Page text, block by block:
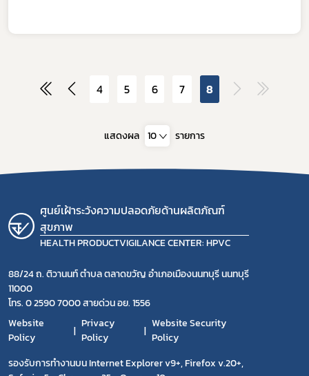
4 5 6 7 8
แสดงผล 10 รายการ
ศูนย์เฝ้าระวังความปลอดภัยด้านผลิตภัณฑ์
สุขภาพ
HEALTH PRODUCTVIGILANCE CENTER: HPVC
88/24 ถ. ติวานนท์ ตำบล ตลาดขวัญ อำเภอเมืองนนทบุรี นนทบุรี
11000
โทร. 0 2590 7000 สายด่วน อย. 1556
Website
Policy
Privacy
Policy
Website Security
Policy
รองรับการทำงานบน Internet Explorer v9+, Firefox v.20+,